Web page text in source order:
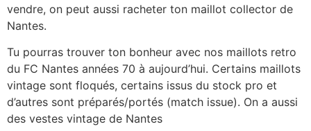
vendre, on peut aussi racheter ton maillot collector de
Nantes.
Tu pourras trouver ton bonheur avec nos maillots retro
du FC Nantes années 70 à aujourd’hui. Certains maillots
vintage sont floqués, certains issus du stock pro et
d’autres sont préparés/portés (match issue). On a aussi
des vestes vintage de Nantes